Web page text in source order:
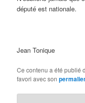
député est nationale.
Jean Tonique
Ce contenu a été publié
favori avec son